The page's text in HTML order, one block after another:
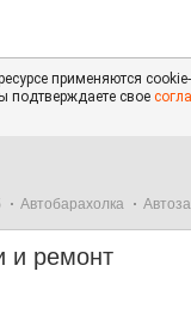
применяются
подтверждаете свое
Автобарахолка
и ремонт